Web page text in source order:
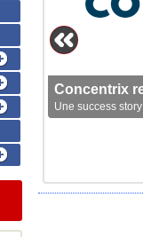
Concentrix
Une success